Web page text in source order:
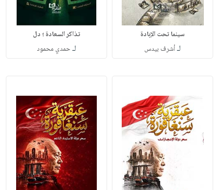
سينما تحت الإبادة
لـأشرف بيدس
تذاكر السعادة ؛ دل
لـحمدي محمود